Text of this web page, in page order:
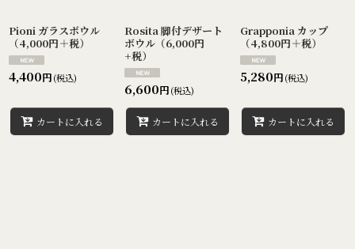
Pioni ガラスボウル
（4,000円＋税）
4,400円(税込)
カートに入れる
Rosita 脚付デザート
ボウル（6,000円
+税）
6,600円(税込)
カートに入れる
Grapponia カップ
（4,800円＋税）
5,280円(税込)
カートに入れる